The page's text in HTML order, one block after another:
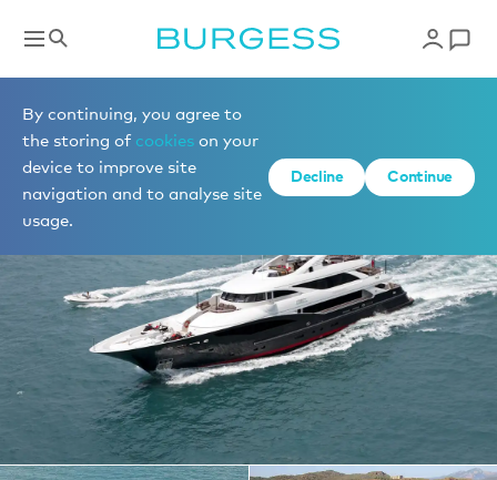
By continuing, you agree to
the storing of cookies on your
device to improve site
navigation and to analyse site
usage.
Decline Continue
Yachts à la location
1 de 29 photos